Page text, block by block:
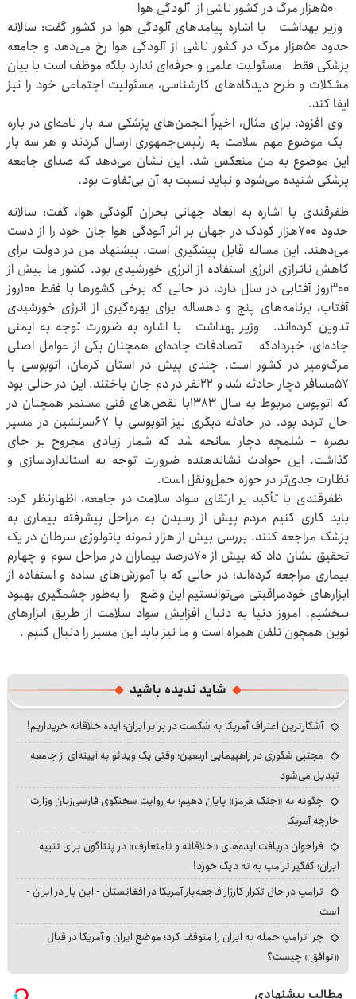
وزیر بهداشت با اشاره پیامدهای آلودگی هوا در کشور گفت: سالانه
حدود ۵۰هزار مرگ در کشور ناشی از آلودگی هوا رخ می‌دهد و جامعه
پزشکی فقط مسئولیت علمی و حرفه‌ای ندارد بلکه موظف است با بیان
مشکلات و طرح دیدگاه‌های کارشناسی، مسئولیت اجتماعی خود را نیز
ایفا کند.
وی افزود: برای مثال، اخیراً انجمن‌های پزشکی سه بار نامه‌ای در باره
یک موضوع مهم سلامت به رئیس‌جمهوری ارسال کردند و هر سه بار
این موضوع به من منعکس شد. این نشان می‌دهد که صدای جامعه
پزشکی شنیده می‌شود و نباید نسبت به آن بی‌تفاوت بود.
ظفرقندی با اشاره به ابعاد جهانی بحران آلودگی هوا، گفت: سالانه
حدود ۷۰۰هزار کودک در جهان بر اثر آلودگی هوا جان خود را از دست
می‌دهند. این مساله قابل پیشگیری است. پیشنهاد من در دولت برای
کاهش ناترازی انرژی استفاده از انرژی خورشیدی بود. کشور ما بیش از
۳۰۰روز آفتابی در سال دارد، در حالی که برخی کشورها با فقط ۱۰۰روز
آفتاب، برنامه‌های پنج و دهساله برای بهره‌گیری از انرژی خورشیدی
تدوین کرده‌اند. وزیر بهداشت با اشاره به ضرورت توجه به ایمنی
جاده‌ای، خبردادکه تصادفات جاده‌ای همچنان یکی از عوامل اصلی
مرگ‌ومیر در کشور است. چندی پیش در استان کرمان، اتوبوسی با
۵۷مسافر دچار حادثه شد و ۲۲نفر در دم جان باختند. این در حالی بود
که اتوبوس مربوط به سال ۱۳۸۳با نقص‌های فنی مستمر همچنان در
حال تردد بود. در حادثه دیگری نیز اتوبوسی با ۶۷سرنشین در مسیر
بصره – شلمچه دچار سانحه شد که شمار زیادی مجروح بر جای
گذاشت. این حوادث نشاندهنده ضرورت توجه به استانداردسازی و
نظارت جدی‌تر در حوزه حمل‌ونقل است.
ظفرقندی با تأکید بر ارتقای سواد سلامت در جامعه، اظهارنظر کرد:
باید کاری کنیم مردم پیش از رسیدن به مراحل پیشرفته بیماری به
پزشک مراجعه کنند. بررسی بیش از هزار نمونه پاتولوژی سرطان در یک
تحقیق نشان داد که بیش از ۷۰درصد بیماران در مراحل سوم و چهارم
بیماری مراجعه کرده‌اند؛ در حالی که با آموزش‌های ساده و استفاده از
ابزارهای خودمراقبتی می‌توانستیم این وضع را به‌طور چشمگیری بهبود
ببخشیم. امروز دنیا به دنبال افزایش سواد سلامت از طریق ابزارهای
نوین همچون تلفن همراه است و ما نیز باید این مسیر را دنبال کنیم .
شاید ندیده باشید
آشکارترین اعتراف آمریکا به شکست در برابر ایران؛ ایده خلاقانه خریداریم!
مجتبی شکوری در راهپیمایی اربعین؛ وقتی یک ویدئو به آیینه‌ای از جامعه
تبدیل می‌شود
چگونه به «جنگ هرمز» پایان دهیم؛ به روایت سخنگوی فارسی‌زبان وزارت
خارجه آمریکا
فراخوان دریافت ایده‌های «خلاقانه و نامتعارف» در پنتاگون برای تنبیه
ایران؛ کفگیر ترامپ به ته دیگ خورد!
ترامپ در حال تکرار کارزار فاجعه‌بار آمریکا در افغانستان - این بار در ایران -
است
چرا ترامپ حمله به ایران را متوقف کرد؛ موضع ایران و آمریکا در قبال
«توافق» چیست؟
مطالب پیشنهادی